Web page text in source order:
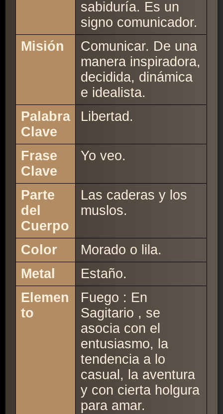
sabiduría. Es un
signo comunicador.
Misión
Comunicar. De una
manera inspiradora,
decidida, dinámica
e idealista.
Palabra
Clave
Libertad.
Frase
Clave
Yo veo.
Parte
del
Cuerpo
Las caderas y los
muslos.
Color
Morado o lila.
Metal
Estaño.
Elemen
to
Fuego : En
Sagitario , se
asocia con el
entusiasmo, la
tendencia a lo
casual, la aventura
y con cierta holgura
para amar.